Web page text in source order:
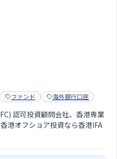
ファンド 海外銀行口座
認可投資顧問会社、香港専業
港オフショア投資なら香港IFA